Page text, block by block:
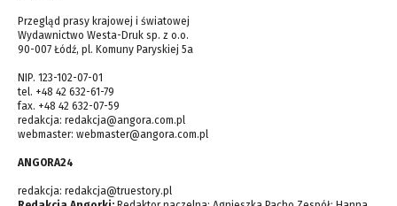
Przegląd prasy krajowej i światowej
Wydawnictwo Westa-Druk sp. z o.o.
90-007 Łódź, pl. Komuny Paryskiej 5a
NIP. 123-102-07-01
tel. +48 42 632-61-79
fax. +48 42 632-07-59
redakcja: redakcja@angora.com.pl
webmaster: webmaster@angora.com.pl
ANGORA24
redakcja: redakcja@truestory.pl